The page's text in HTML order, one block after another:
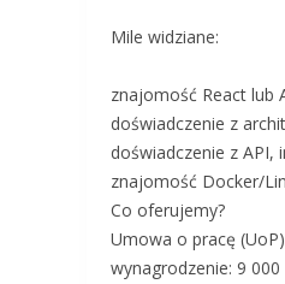
Mile widziane:
znajomość React lub
doświadczenie z
doświadczenie z
znajomość Docker/
Co oferujemy?
Umowa o pracę (UoP)
wynagrodzenie: 9